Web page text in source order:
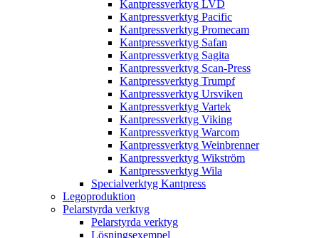
Kantpressverktyg LVD
Kantpressverktyg Pacific
Kantpressverktyg Promecam
Kantpressverktyg Safan
Kantpressverktyg Sagita
Kantpressverktyg Scan-Press
Kantpressverktyg Trumpf
Kantpressverktyg Ursviken
Kantpressverktyg Vartek
Kantpressverktyg Viking
Kantpressverktyg Warcom
Kantpressverktyg Weinbrenner
Kantpressverktyg Wikström
Kantpressverktyg Wila
Specialverktyg Kantpress
Legoproduktion
Pelarstyrda verktyg
Pelarstyrda verktyg
Lösningsexempel